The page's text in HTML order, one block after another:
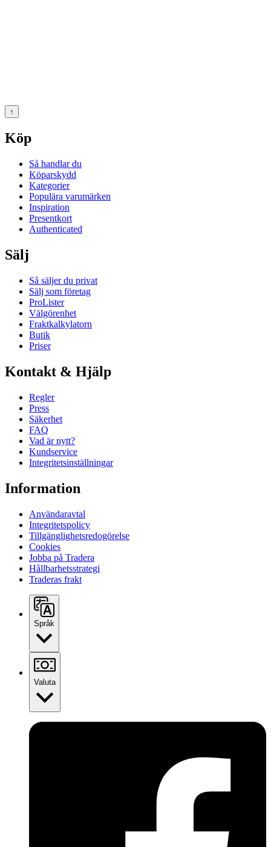
↑
Köp
Så handlar du
Köparskydd
Kategorier
Populära varumärken
Inspiration
Presentkort
Authenticated
Sälj
Så säljer du privat
Sälj som företag
ProLister
Välgörenhet
Fraktkalkylatorn
Butik
Priser
Kontakt & Hjälp
Regler
Press
Säkerhet
FAQ
Vad är nytt?
Kundservice
Integritetsinställningar
Information
Användaravtal
Integritetspolicy
Tillgänglighetsredogörelse
Cookies
Jobba på Tradera
Hållbarhetsstrategi
Traderas frakt
Språk
Valuta